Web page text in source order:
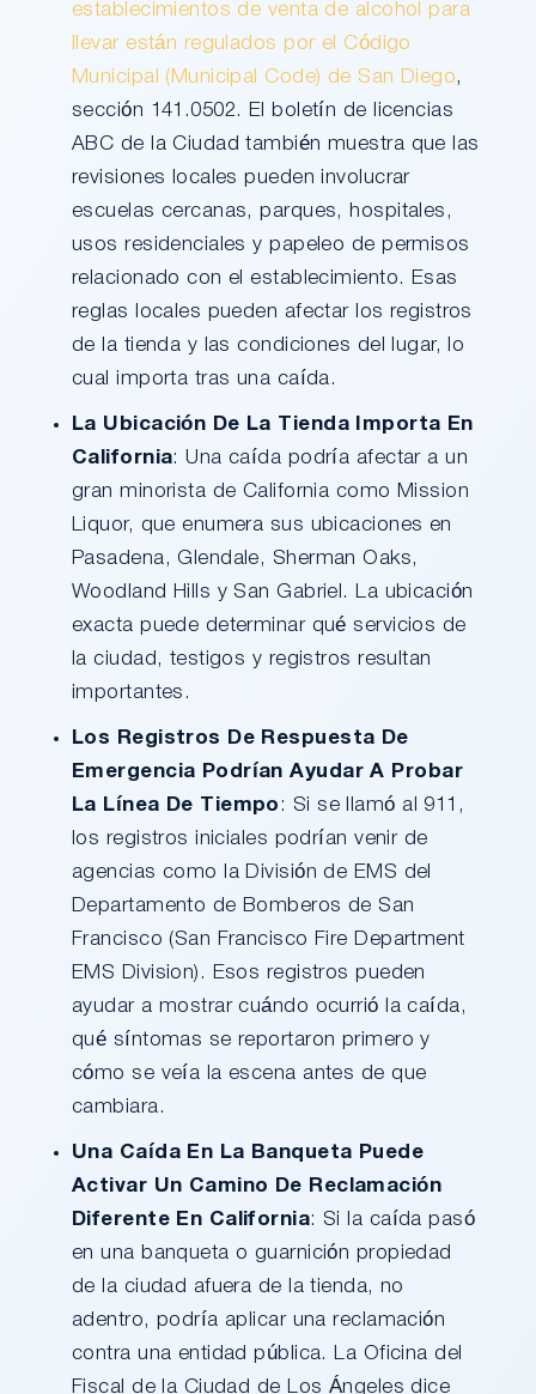
establecimientos de venta de alcohol para
llevar están regulados por el Código
Municipal (Municipal Code) de San Diego,
sección 141.0502. El boletín de licencias
ABC de la Ciudad también muestra que las
revisiones locales pueden involucrar
escuelas cercanas, parques, hospitales,
usos residenciales y papeleo de permisos
relacionado con el establecimiento. Esas
reglas locales pueden afectar los registros
de la tienda y las condiciones del lugar, lo
cual importa tras una caída.
La Ubicación De La Tienda Importa En
California: Una caída podría afectar a un
gran minorista de California como Mission
Liquor, que enumera sus ubicaciones en
Pasadena, Glendale, Sherman Oaks,
Woodland Hills y San Gabriel. La ubicación
exacta puede determinar qué servicios de
la ciudad, testigos y registros resultan
importantes.
Los Registros De Respuesta De
Emergencia Podrían Ayudar A Probar
La Línea De Tiempo : Si se llamó al 911,
los registros iniciales podrían venir de
agencias como la División de EMS del
Departamento de Bomberos de San
Francisco (San Francisco Fire Department
EMS Division). Esos registros pueden
ayudar a mostrar cuándo ocurrió la caída,
qué síntomas se reportaron primero y
cómo se veía la escena antes de que
cambiara.
Una Caída En La Banqueta Puede
Activar Un Camino De Reclamación
Diferente En California: Si la caída pasó
en una banqueta o guarnición propiedad
de la ciudad afuera de la tienda, no
adentro, podría aplicar una reclamación
contra una entidad pública. La Oficina del
Fiscal de la Ciudad de Los Ángeles dice